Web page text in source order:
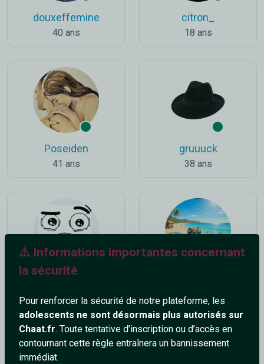
⚠️ Informations importantes concernant
la sécurité
Pour renforcer la sécurité de notre plateforme, les
adolescents ne sont désormais plus autorisés sur
Chaat.fr. Toute tentative d’inscription ou d’accès en
contournant cette règle entraînera un bannissement
immédiat.
douxeffemine
40 ans
citron_
18 ans
Poseiden
41 ans
gruuuck
38 ans
33 ans 34 ans